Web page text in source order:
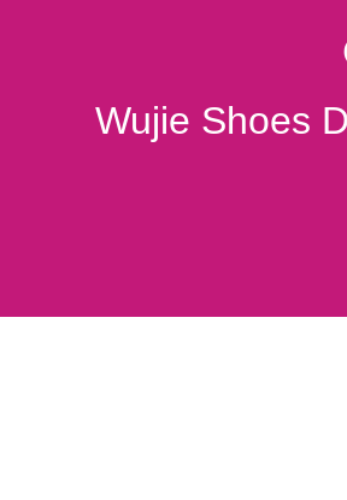
Wujie Shoes